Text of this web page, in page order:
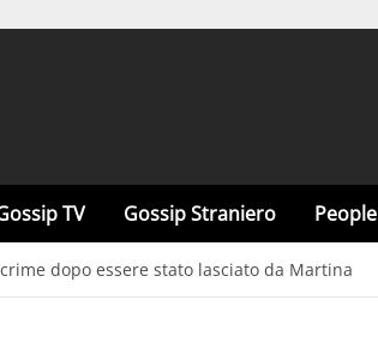
TV Gossip Straniero People
dopo essere stato lasciato da Martina